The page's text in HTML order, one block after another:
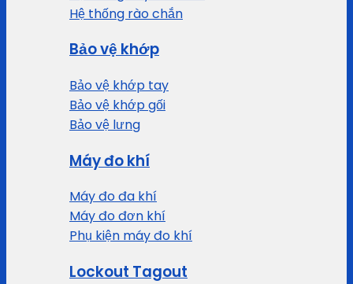
Hệ thống rào chắn
Bảo vệ khớp
Bảo vệ khớp tay
Bảo vệ khớp gối
Bảo vệ lưng
Máy đo khí
Máy đo đa khí
Máy đo đơn khí
Phụ kiện máy đo khí
Lockout Tagout